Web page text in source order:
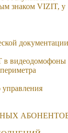
знаком VIZIT, у
документации
в видеодомофоны
управления